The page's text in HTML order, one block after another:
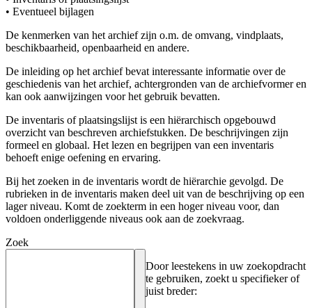
• Eventueel bijlagen
De kenmerken van het archief zijn o.m. de omvang, vindplaats,
beschikbaarheid, openbaarheid en andere.
De inleiding op het archief bevat interessante informatie over de
geschiedenis van het archief, achtergronden van de archiefvormer en
kan ook aanwijzingen voor het gebruik bevatten.
De inventaris of plaatsingslijst is een hiërarchisch opgebouwd
overzicht van beschreven archiefstukken. De beschrijvingen zijn
formeel en globaal. Het lezen en begrijpen van een inventaris
behoeft enige oefening en ervaring.
Bij het zoeken in de inventaris wordt de hiërarchie gevolgd. De
rubrieken in de inventaris maken deel uit van de beschrijving op een
lager niveau. Komt de zoekterm in een hoger niveau voor, dan
voldoen onderliggende niveaus ook aan de zoekvraag.
Zoek
Door leestekens in uw zoekopdracht
te gebruiken, zoekt u specifieker of
juist breder: